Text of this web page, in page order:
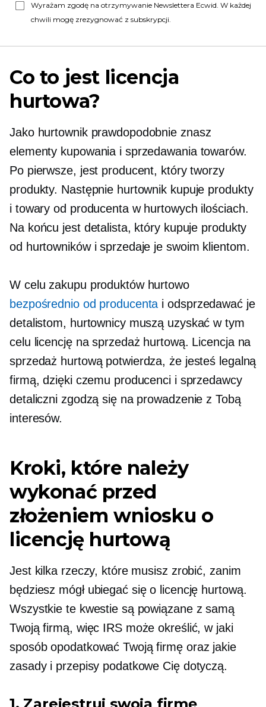
Wyrażam zgodę na otrzymywanie Newslettera Ecwid. W każdej
chwili mogę zrezygnować z subskrypcji.
Co to jest licencja
hurtowa?
Jako hurtownik prawdopodobnie znasz
elementy kupowania i sprzedawania towarów.
Po pierwsze, jest producent, który tworzy
produkty. Następnie hurtownik kupuje produkty
i towary od producenta w hurtowych ilościach.
Na końcu jest detalista, który kupuje produkty
od hurtowników i sprzedaje je swoim klientom.
W celu zakupu produktów hurtowo
bezpośrednio od producenta i odsprzedawać je
detalistom, hurtownicy muszą uzyskać w tym
celu licencję na sprzedaż hurtową. Licencja na
sprzedaż hurtową potwierdza, że ​​jesteś legalną
firmą, dzięki czemu producenci i sprzedawcy
detaliczni zgodzą się na prowadzenie z Tobą
interesów.
Kroki, które należy
wykonać przed
złożeniem wniosku o
licencję hurtową
Jest kilka rzeczy, które musisz zrobić, zanim
będziesz mógł ubiegać się o licencję hurtową.
Wszystkie te kwestie są powiązane z samą
Twoją firmą, więc IRS może określić, w jaki
sposób opodatkować Twoją firmę oraz jakie
zasady i przepisy podatkowe Cię dotyczą.